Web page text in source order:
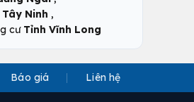
Ninh ,
cư Tỉnh Vĩnh Long
Báo giá Liên hệ